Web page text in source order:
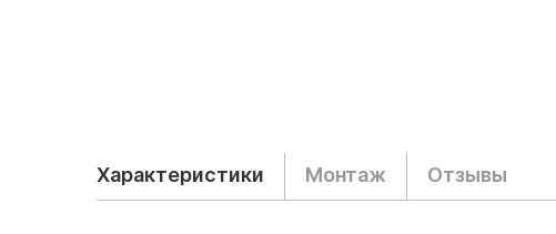
Характеристики Монтаж Отзывы